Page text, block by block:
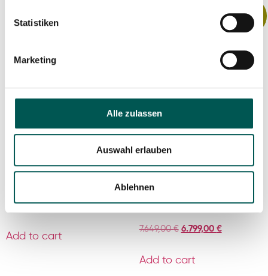
Statistiken
Marketing
Alle zulassen
Auswahl erlauben
Ablehnen
⚡️ Chike – all models –
7.999,00€ 7.499,00€
Add to cart
Sale!
⚡️ Winther Kangaroo
€850.00)
7.649,00€ 6.799,00 €
Add to cart